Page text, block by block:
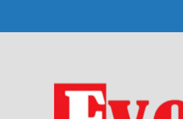
Eveniment